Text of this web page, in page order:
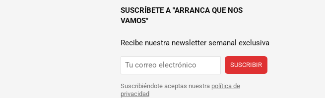
SUSCRÍBETE A "ARRANCA QUE NOS
VAMOS"
Recibe nuestra newsletter semanal exclusiva
SUSCRIBIR
Suscribiéndote aceptas nuestra política de
privacidad